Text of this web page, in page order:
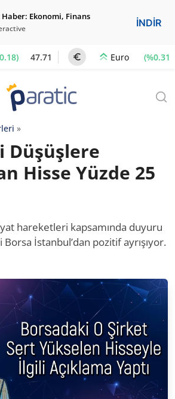
Ekonomi, Finans
İNDİR
47.71 Euro (%0.31)
»
Düşüşlere
Hisse Yüzde 25
hareketleri kapsamında duyuru
Borsa İstanbul’dan pozitif ayrışıyor.